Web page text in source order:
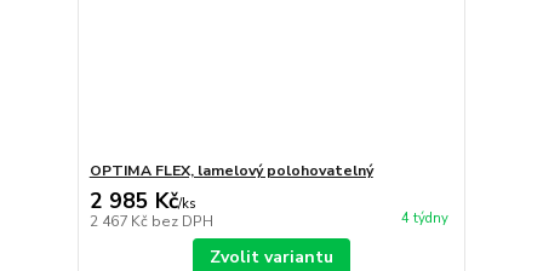
OPTIMA FLEX, lamelový polohovatelný
2 985 Kč/ks
2 467 Kč bez DPH 4 týdny
Zvolit variantu